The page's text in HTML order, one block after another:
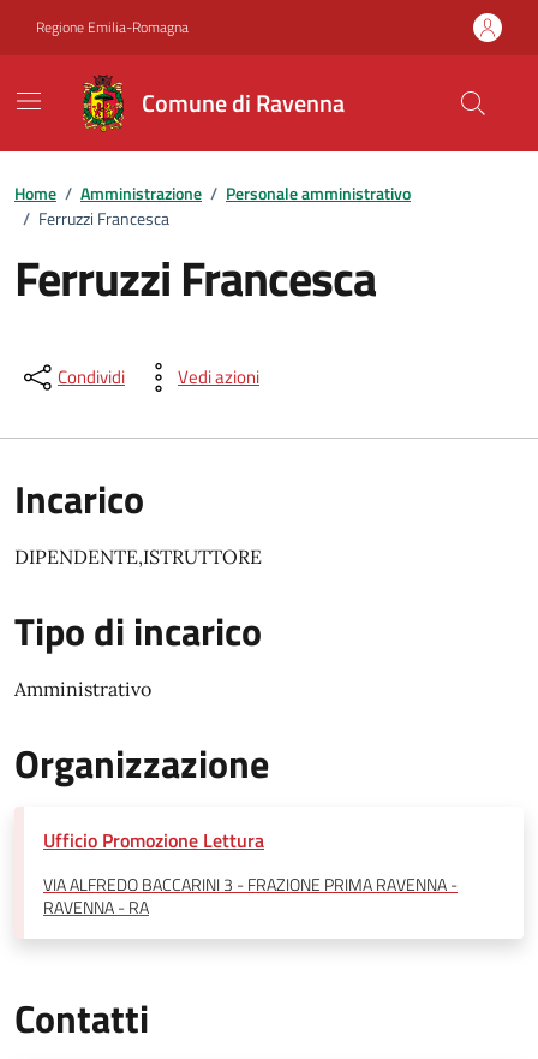
Regione Emilia-Romagna
Comune di Ravenna
Home / Amministrazione / Personale amministrativo
/ Ferruzzi Francesca
Ferruzzi Francesca
Condividi Vedi azioni
Incarico
DIPENDENTE,ISTRUTTORE
Tipo di incarico
Amministrativo
Organizzazione
Ufficio Promozione Lettura
VIA ALFREDO BACCARINI 3 - FRAZIONE PRIMA RAVENNA -
RAVENNA - RA
Contatti